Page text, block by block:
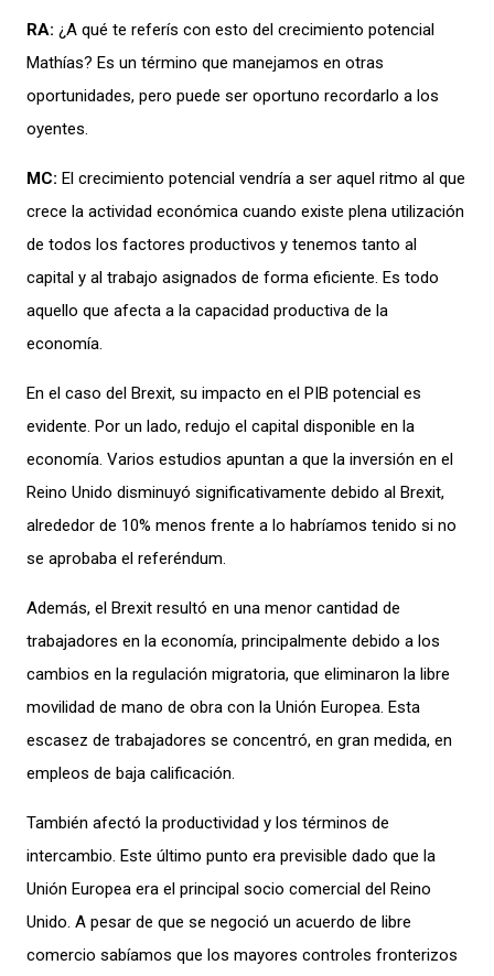
RA: ¿A qué te referís con esto del crecimiento potencial
Mathías? Es un término que manejamos en otras
oportunidades, pero puede ser oportuno recordarlo a los
oyentes.
MC: El crecimiento potencial vendría a ser aquel ritmo al que
crece la actividad económica cuando existe plena utilización
de todos los factores productivos y tenemos tanto al
capital y al trabajo asignados de forma eficiente. Es todo
aquello que afecta a la capacidad productiva de la
economía.
En el caso del Brexit, su impacto en el PIB potencial es
evidente. Por un lado, redujo el capital disponible en la
economía. Varios estudios apuntan a que la inversión en el
Reino Unido disminuyó significativamente debido al Brexit,
alrededor de 10% menos frente a lo habríamos tenido si no
se aprobaba el referéndum.
Además, el Brexit resultó en una menor cantidad de
trabajadores en la economía, principalmente debido a los
cambios en la regulación migratoria, que eliminaron la libre
movilidad de mano de obra con la Unión Europea. Esta
escasez de trabajadores se concentró, en gran medida, en
empleos de baja calificación.
También afectó la productividad y los términos de
intercambio. Este último punto era previsible dado que la
Unión Europea era el principal socio comercial del Reino
Unido. A pesar de que se negoció un acuerdo de libre
comercio sabíamos que los mayores controles fronterizos